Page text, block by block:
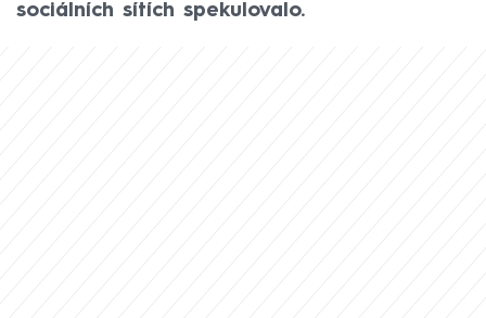
sociálních sítích spekulovalo.